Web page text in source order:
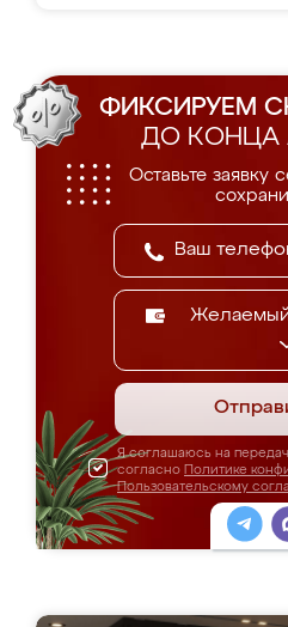
ФИКСИРУЕМ
ДО КОНЦА
Оставьте заявку
Я соглашаюсь на
согласно Политике
Пользовательскому